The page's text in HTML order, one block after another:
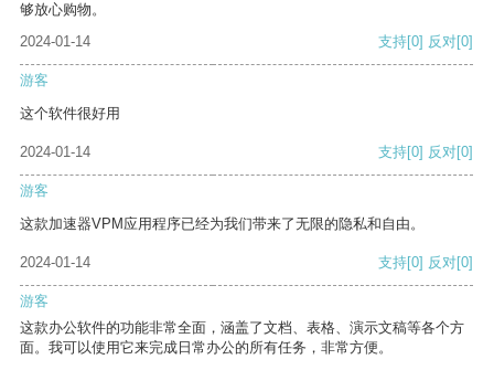
够放心购物。
2024-01-14
支持[0] 反对[0]
游客
这个软件很好用
2024-01-14 支持[0] 反对[0]
游客
这款加速器VPM应用程序已经为我们带来了无限的隐私和自由。
2024-01-14 支持[0] 反对[0]
游客
这款办公软件的功能非常全面，涵盖了文档、表格、演示文稿等各个方
面。我可以使用它来完成日常办公的所有任务，非常方便。